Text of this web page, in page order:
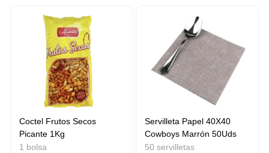
Coctel Frutos Secos
Picante 1Kg
1 bolsa
Servilleta Papel 40X40
Cowboys Marrón 50Uds
50 servilletas